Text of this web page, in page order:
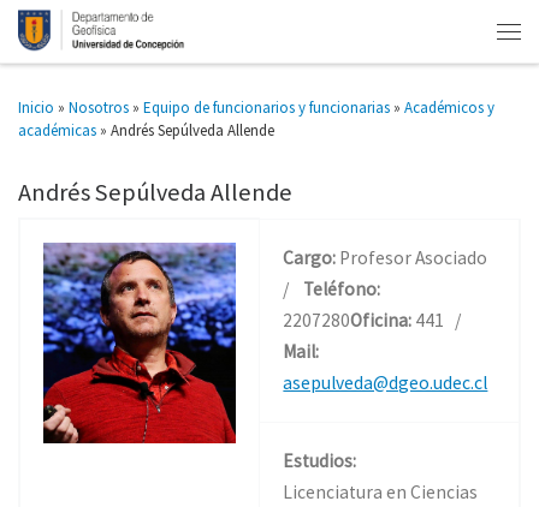
Inicio » Nosotros » Equipo de funcionarios y funcionarias » Académicos y
académicas » Andrés Sepúlveda Allende
Andrés Sepúlveda Allende
Cargo: Profesor Asociado
/
Teléfono:
2207280Oficina: 441 /
Mail:
asepulveda@dgeo.udec.cl
Estudios:
Licenciatura en Ciencias